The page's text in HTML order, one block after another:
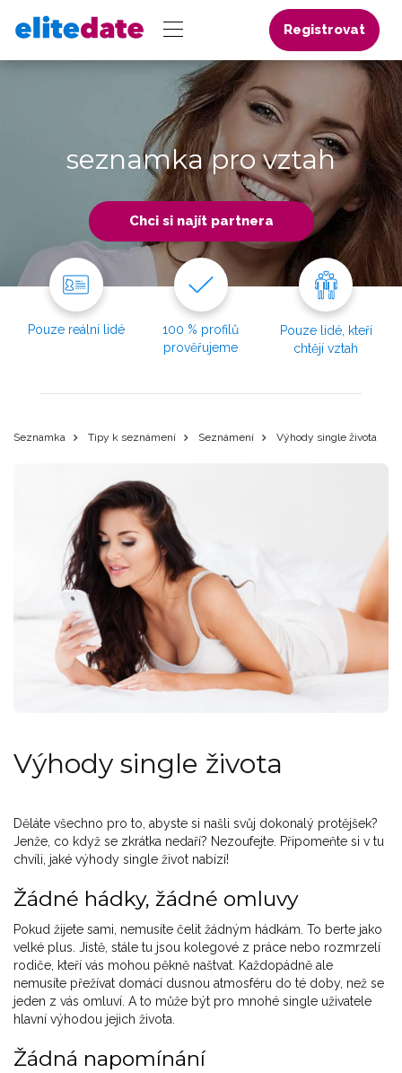
Registrovat
seznamka pro vztah
Chci si najít partnera
Pouze reální lidé
100 % profilů
prověřujeme
Pouze lidé, kteří
chtějí vztah
Seznamka Tipy k seznámení Seznámení Výhody single života
Výhody single života
Děláte všechno pro to, abyste si našli svůj dokonalý protějšek?
Jenže, co když se zkrátka nedaří? Nezoufejte. Připomeňte si v tu
chvíli, jaké výhody single život nabízí!
Žádné hádky, žádné omluvy
Pokud žijete sami, nemusíte čelit žádným hádkám. To berte jako
velké plus. Jistě, stále tu jsou kolegové z práce nebo rozmrzelí
rodiče, kteří vás mohou pěkně naštvat. Každopádně ale
nemusíte přežívat domácí dusnou atmosféru do té doby, než se
jeden z vás omluví. A to může být pro mnohé single uživatele
hlavní výhodou jejich života.
Žádná napomínání